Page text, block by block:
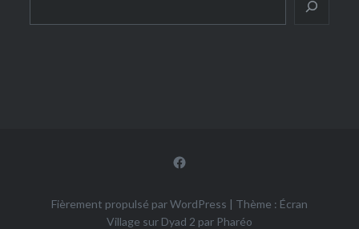
Facebook
Fièrement propulsé par WordPress | Thème : Écran
Village sur Dyad 2 par Pharéo